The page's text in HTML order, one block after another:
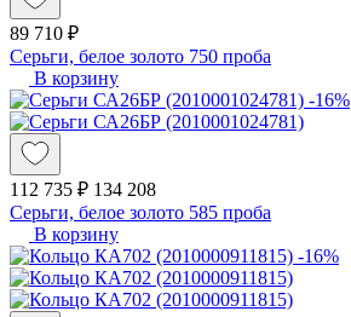
89 710 ₽
Серьги, белое золото 750 проба
В корзину
-16%
112 735 ₽ 134 208
Серьги, белое золото 585 проба
В корзину
-16%